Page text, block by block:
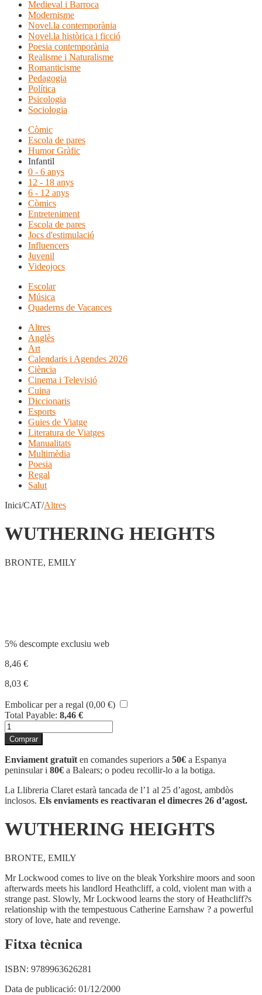
Medieval i Barroca
Modernisme
Novel.la contemporània
Novel.la històrica i ficció
Poesia contemporània
Realisme i Naturalisme
Romanticisme
Pedagogia
Política
Psicologia
Sociologia
Còmic
Escola de pares
Humor Gràfic
Infantil
0 - 6 anys
12 - 18 anys
6 - 12 anys
Còmics
Entreteniment
Escola de pares
Jocs d'estimulació
Influencers
Juvenil
Videojocs
Escolar
Música
Quaderns de Vacances
Altres
Anglès
Art
Calendaris i Agendes 2026
Ciència
Cinema i Televisió
Cuina
Diccionaris
Esports
Guies de Viatge
Literatura de Viatges
Manualitats
Multimèdia
Poesia
Regal
Salut
Inici/CAT/Altres
WUTHERING HEIGHTS
BRONTE, EMILY
5% descompte exclusiu web
8,46 €
8,03 €
Embolicar per a regal (0,00 €)
Total Payable: 8,46 €
quantitat
de
WUTHERING
HEIGHTS
Comprar
Enviament gratuït en comandes superiors a 50€ a Espanya
peninsular i 80€ a Balears; o podeu recollir-lo a la botiga.
La Llibreria Claret estarà tancada de l’1 al 25 d’agost, ambdòs
inclosos. Els enviaments es reactivaran el dimecres 26 d’agost.
WUTHERING HEIGHTS
BRONTE, EMILY
Mr Lockwood comes to live on the bleak Yorkshire moors and soon
afterwards meets his landlord Heathcliff, a cold, violent man with a
strange past. Slowly, Mr Lockwood learns the story of Heathcliff?s
relationship with the tempestuous Catherine Earnshaw ? a powerful
story of love, hate and revenge.
Fitxa tècnica
ISBN: 9789963626281
Data de publicació: 01/12/2000